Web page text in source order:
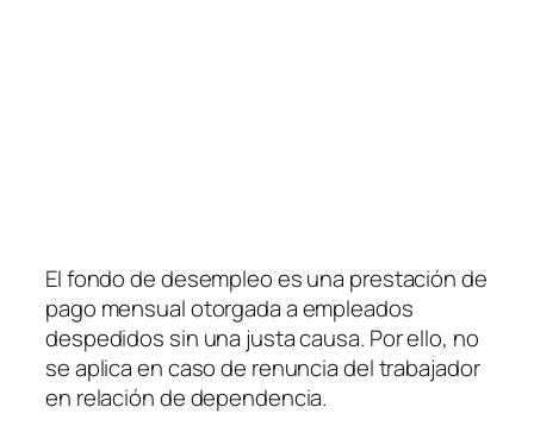
El fondo de desempleo es una prestación de
pago mensual otorgada a empleados
despedidos sin una justa causa. Por ello, no
se aplica en caso de renuncia del trabajador
en relación de dependencia.